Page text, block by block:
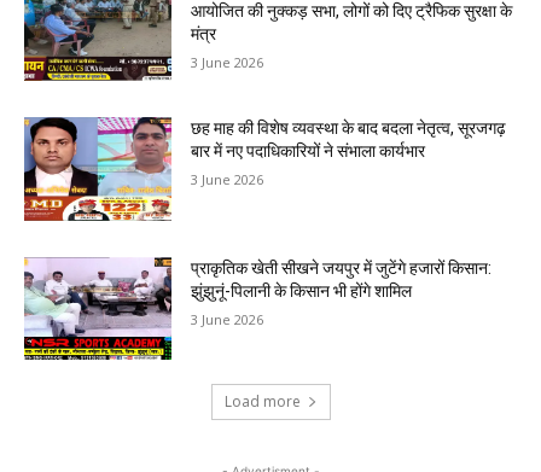
आयोजित की नुक्कड़ सभा, लोगों को दिए ट्रैफिक सुरक्षा के
मंत्र
3 June 2026
छह माह की विशेष व्यवस्था के बाद बदला नेतृत्व, सूरजगढ़
बार में नए पदाधिकारियों ने संभाला कार्यभार
3 June 2026
प्राकृतिक खेती सीखने जयपुर में जुटेंगे हजारों किसान:
झुंझुनूं-पिलानी के किसान भी होंगे शामिल
3 June 2026
Load more